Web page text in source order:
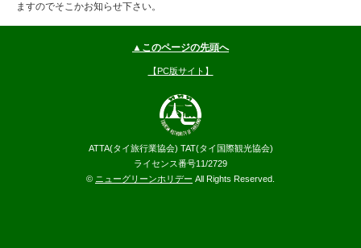
ますのでそこかお知らせ下さい。
▲このページの先頭へ
【PC版サイト】
ATTA(タイ旅行業協会) TAT(タイ国際観光協会)
ライセンス番号11/2729
© ニューグリーンホリデー All Rights Reserved.